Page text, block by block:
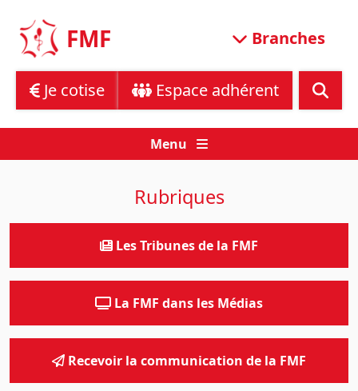
content
FMF Branches
Je cotise Espace adhérent
Menu
Rubriques
Les Tribunes de la FMF
La FMF dans les Médias
Recevoir la communication de la FMF